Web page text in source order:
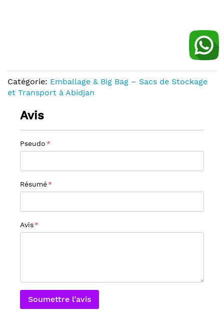
Catégorie: Emballage & Big Bag – Sacs de Stockage
et Transport à Abidjan
Avis
Pseudo
Résumé
Avis
Soumettre l’avis